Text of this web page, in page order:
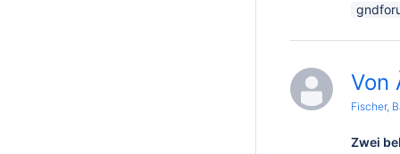
Von
Fischer,
Zwei